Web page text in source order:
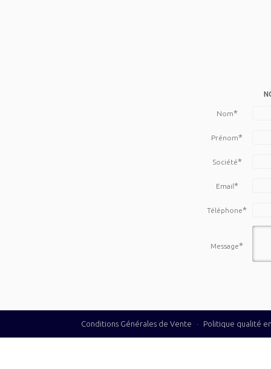
Nom*
Prénom*
Société*
Email*
Téléphone*
Message*
Conditions Générales de Vente · Politique qualité